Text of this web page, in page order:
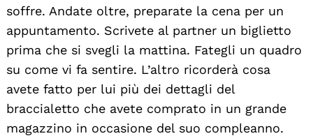
soffre. Andate oltre, preparate la cena per un
appuntamento. Scrivete al partner un biglietto
prima che si svegli la mattina. Fategli un quadro
su come vi fa sentire. L’altro ricorderà cosa
avete fatto per lui più dei dettagli del
braccialetto che avete comprato in un grande
magazzino in occasione del suo compleanno.